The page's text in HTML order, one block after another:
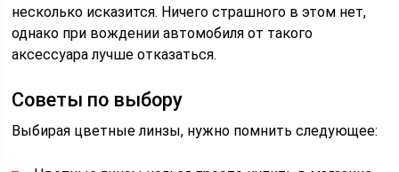
несколько исказится. Ничего страшного в этом нет,
однако при вождении автомобиля от такого
аксессуара лучше отказаться.
Советы по выбору
Выбирая цветные линзы, нужно помнить следующее: